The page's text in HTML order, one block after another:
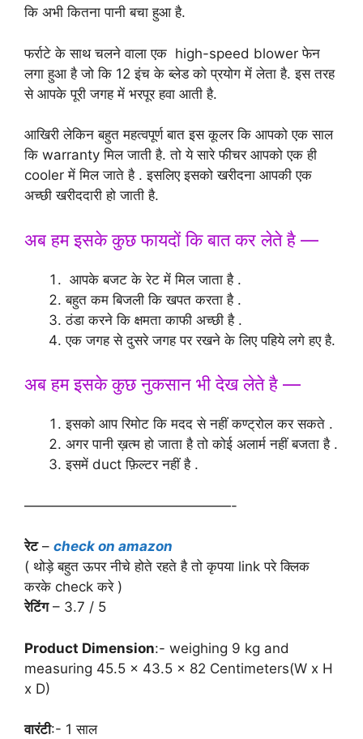
कि अभी कितना पानी बचा हुआ है.
फर्राटे के साथ चलने वाला एक high-speed blower फेन
लगा हुआ है जो कि 12 इंच के ब्लेड को प्रयोग में लेता है. इस तरह
से आपके पूरी जगह में भरपूर हवा आती है.
आखिरी लेकिन बहुत महत्वपूर्ण बात इस कूलर कि आपको एक साल
कि warranty मिल जाती है. तो ये सारे फीचर आपको एक ही
cooler में मिल जाते है . इसलिए इसको खरीदना आपकी एक
अच्छी खरीददारी हो जाती है.
अब हम इसके कुछ फायदों कि बात कर लेते है —
आपके बजट के रेट में मिल जाता है .
बहुत कम बिजली कि खपत करता है .
ठंडा करने कि क्षमता काफी अच्छी है .
एक जगह से दुसरे जगह पर रखने के लिए पहिये लगे हए है.
अब हम इसके कुछ नुकसान भी देख लेते है —
इसको आप रिमोट कि मदद से नहीं कण्ट्रोल कर सकते .
अगर पानी ख़त्म हो जाता है तो कोई अलार्म नहीं बजता है .
इसमें duct फ़िल्टर नहीं है .
———————————————-
रेट– check on amazon
( थोड़े बहुत ऊपर नीचे होते रहते है तो कृपया link परे क्लिक
करके check करे )
रेटिंग– 3.7 / 5
Product Dimension:- weighing 9 kg and
measuring 45.5 x 43.5 x 82 Centimeters(W x H
x D)
वारंटी:- 1 साल